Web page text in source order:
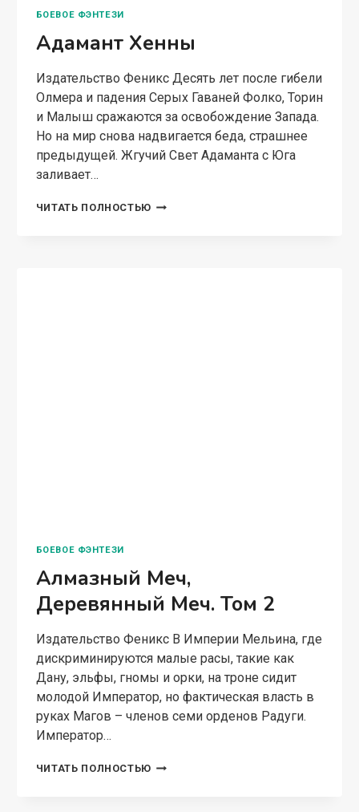
БОЕВОЕ ФЭНТЕЗИ
Адамант Хенны
Издательство Феникс Десять лет после гибели
Олмера и падения Серых Гаваней Фолко, Торин
и Малыш сражаются за освобождение Запада.
Но на мир снова надвигается беда, страшнее
предыдущей. Жгучий Свет Адаманта с Юга
заливает…
ЧИТАТЬ ПОЛНОСТЬЮ АДАМАНТ
БОЕВОЕ ФЭНТЕЗИ
Алмазный Меч,
Деревянный Меч. Том 2
Издательство Феникс В Империи Мельина, где
дискриминируются малые расы, такие как
Дану, эльфы, гномы и орки, на троне сидит
молодой Император, но фактическая власть в
руках Магов – членов семи орденов Радуги.
Император…
ЧИТАТЬ ПОЛНОСТЬЮ АЛМАЗНЫЙ